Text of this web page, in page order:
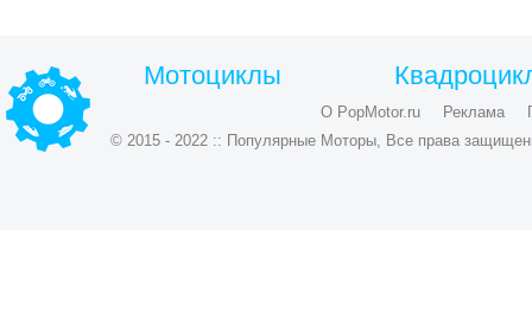
Мотоциклы
О PopMotor.ru Реклама
© 2015 - 2022 :: Популярные Моторы, Все права